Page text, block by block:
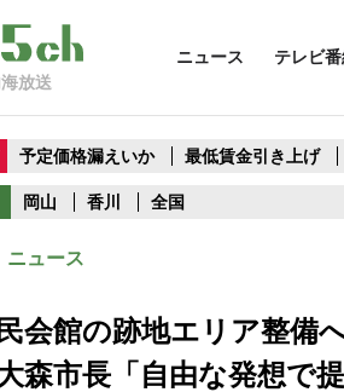
放送
ニュース テレビ番
予定価格漏えいか 最低賃金引き上げ
岡山 香川 全国
ニュース
会館の跡地エリア整
市長「自由な発想で提